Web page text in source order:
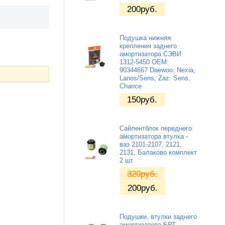
200руб.
Подушка нижняя
крепления заднего
амортизатора СЭВИ
1312-5450 OEM:
90344667 Daewoo: Nexia,
Lanos/Sens, Zaz: Sens,
Chance
150руб.
Сайлентблок переднего
амортизатора втулка -
ваз 2101-2107, 2121,
2131, Балаково комплект
2 шт
320руб.
200руб.
Подушки, втулки заднего